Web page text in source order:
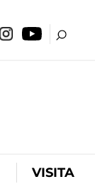
VISITA